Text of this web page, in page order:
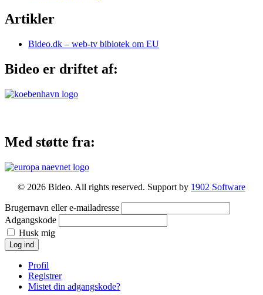
Artikler
Bideo.dk – web-tv bibiotek om EU
Bideo er driftet af:
Med støtte fra:
© 2026 Bideo. All rights reserved. Support by 1902 Software
Brugernavn eller e-mailadresse
Adgangskode
Husk mig
Log ind
Profil
Registrer
Mistet din adgangskode?